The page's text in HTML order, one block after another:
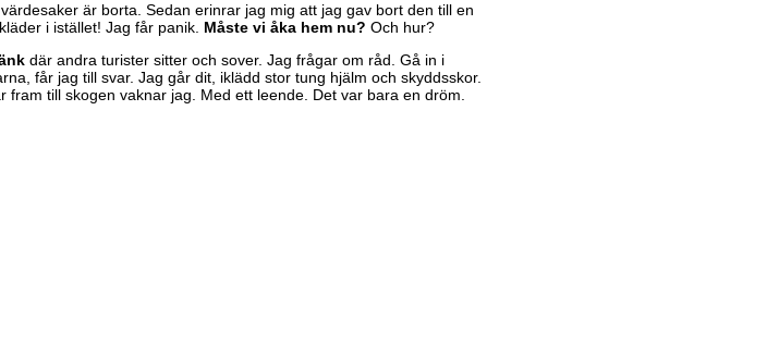
värdesaker är borta. Sedan erinrar jag mig att jag gav bort den till en
i istället! Jag får panik. Måste vi åka hem nu? Och hur?
där andra turister sitter och sover. Jag frågar om råd. Gå in i
får jag till svar. Jag går dit, iklädd stor tung hjälm och skyddsskor.
till skogen vaknar jag. Med ett leende. Det var bara en dröm.